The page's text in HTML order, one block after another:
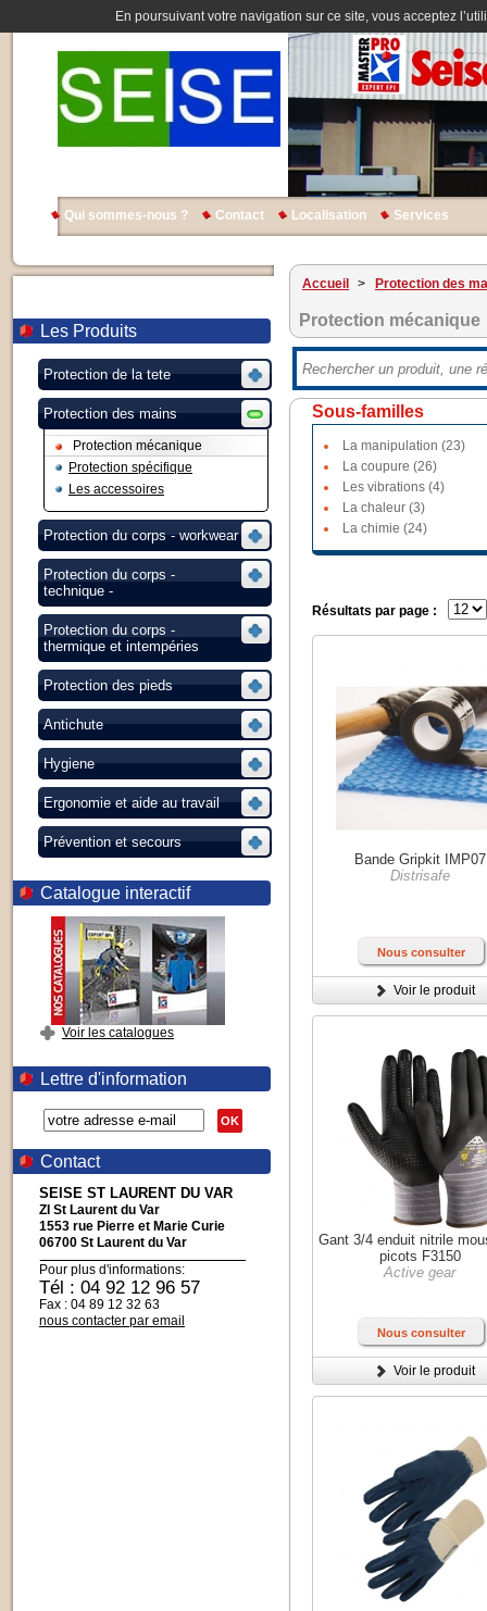
En poursuivant votre navigation sur ce site, vous acceptez
Qui sommes-nous ? Contact Localisation Services
Les Produits
Protection de la tete
Protection des mains
Protection mécanique
Protection spécifique
Les accessoires
Protection du corps - workwear
Protection du corps -
technique -
Protection du corps -
thermique et intempéries
Protection des pieds
Antichute
Hygiene
Ergonomie et aide au travail
Prévention et secours
Catalogue interactif
Voir les catalogues
Lettre d'information
OK
Contact
SEISE ST LAURENT DU VAR
ZI St Laurent du Var
1553 rue Pierre et Marie Curie
06700 St Laurent du Var
Pour plus d'informations:
Tél : 04 92 12 96 57
Fax : 04 89 12 32 63
nous contacter par email
Accueil > Protection des
Protection mécanique
Sous-familles
La manipulation (23)
La coupure (26)
Les vibrations (4)
La chaleur (3)
La chimie (24)
Résultats par page :
Bande Gripkit IMP07
Distrisafe
Nous consulter
Voir le produit
Gant 3/4 enduit nitrile
picots F3150
Active gear
Nous consulter
Voir le produit